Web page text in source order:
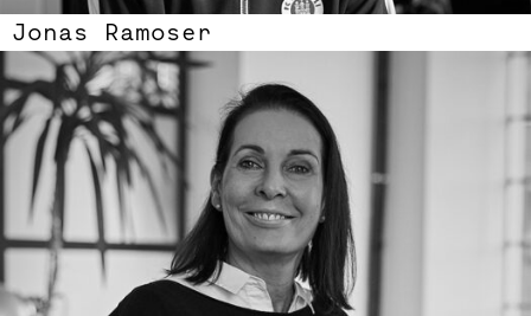
Jonas Ramoser